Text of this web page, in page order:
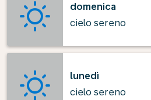
domenica
cielo sereno
lunedì
cielo sereno